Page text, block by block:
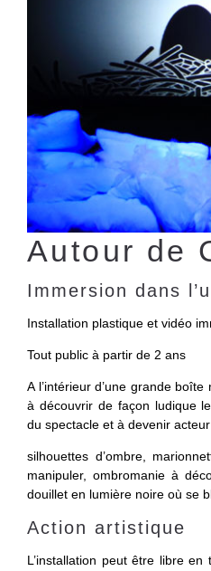
Autour de
Immersion dans
Installation plastique et vidéo
Tout public à partir de 2 ans
A l’intérieur d’une grande
à découvrir de façon ludique
du spectacle et à devenir
silhouettes d’ombre,
manipuler, ombromanie à
douillet en lumière noire où se
Action artistique
L’installation peut être libre